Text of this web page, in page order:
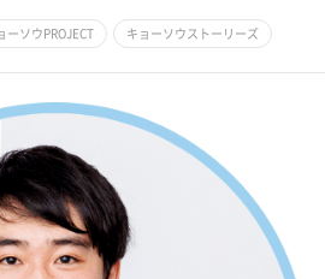
ーソウPROJECT キョーソウストーリーズ